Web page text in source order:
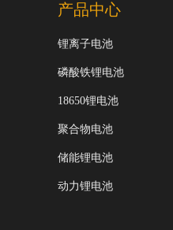
产品中心
锂离子电池
磷酸铁锂电池
18650锂电池
聚合物电池
储能锂电池
动力锂电池